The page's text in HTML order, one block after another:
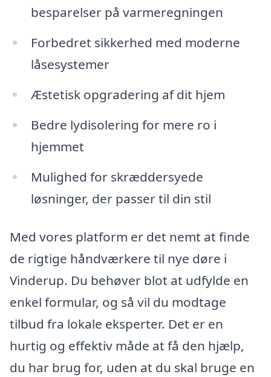
besparelser på varmeregningen
Forbedret sikkerhed med moderne
låsesystemer
Æstetisk opgradering af dit hjem
Bedre lydisolering for mere ro i
hjemmet
Mulighed for skræddersyede
løsninger, der passer til din stil
Med vores platform er det nemt at finde
de rigtige håndværkere til nye døre i
Vinderup. Du behøver blot at udfylde en
enkel formular, og så vil du modtage
tilbud fra lokale eksperter. Det er en
hurtig og effektiv måde at få den hjælp,
du har brug for, uden at du skal bruge en